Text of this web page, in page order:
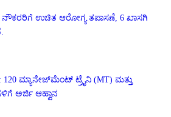
ನೌಕರರಿಗೆ ಉಚಿತ ಆರೋಗ್ಯ ತಪಾಸಣೆ, 6 ಖಾಸಗಿ
120 ಮ್ಯಾನೇಜ್‌ಮೆಂಟ್ ಟ್ರೈನಿ (MT) ಮತ್ತು
ಅರ್ಜಿ ಆಹ್ವಾನ